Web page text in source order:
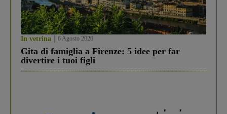
In vetrina 6 Agosto 2026
Gita di famiglia a Firenze: 5 idee per far
divertire i tuoi figli